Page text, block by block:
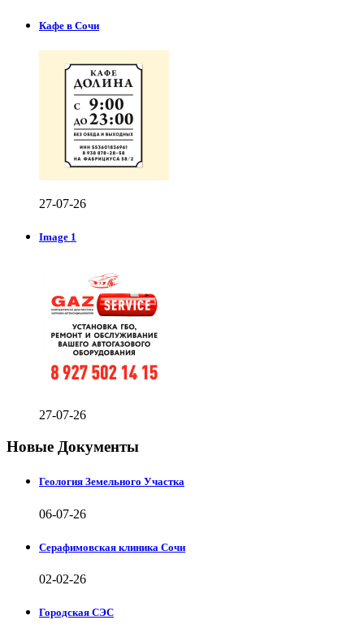
Кафе в Сочи
27-07-26
Image 1
27-07-26
Новые Документы
Геология Земельного Участка
06-07-26
Серафимовская клиника Сочи
02-02-26
Городская СЭС